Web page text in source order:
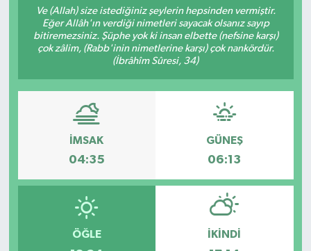
Ve (Allah) size istediğiniz şeylerin hepsinden vermiştir.
Eğer Allâh'ın verdiği nimetleri sayacak olsanız sayıp
bitiremezsiniz. Şüphe yok ki insan elbette (nefsine karşı)
çok zâlim, (Rabb'inin nimetlerine karşı) çok nankördür.
(İbrâhîm Sûresi, 34)
İMSAK
04:35
GÜNEŞ
06:13
ÖĞLE İKINDI
RESMİ İLAN